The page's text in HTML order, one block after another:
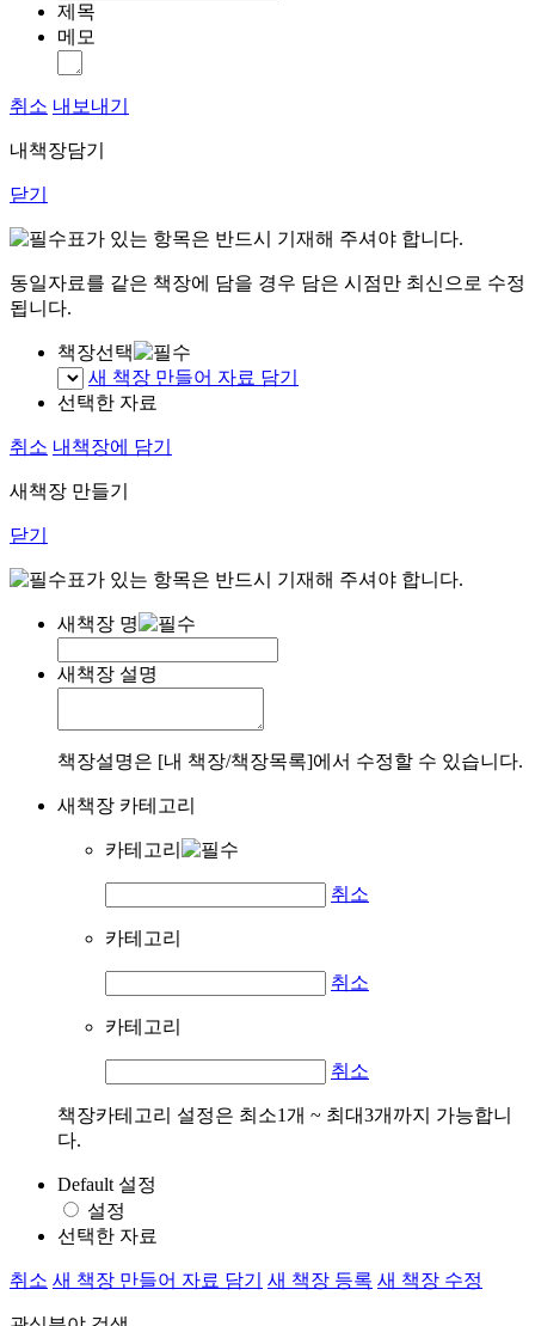
제목
메모
취소 내보내기
내책장담기
닫기
표가 있는 항목은 반드시 기재해 주셔야 합니다.
동일자료를 같은 책장에 담을 경우 담은 시점만 최신으로 수정
됩니다.
책장선택
새 책장 만들어 자료 담기
선택한 자료
취소 내책장에 담기
새책장 만들기
닫기
표가 있는 항목은 반드시 기재해 주셔야 합니다.
새책장 명
새책장 설명
책장설명은 [내 책장/책장목록]에서 수정할 수 있습니다.
새책장 카테고리
카테고리
취소
카테고리
취소
카테고리
취소
책장카테고리 설정은 최소1개 ~ 최대3개까지 가능합니
다.
Default 설정
설정
선택한 자료
취소 새 책장 만들어 자료 담기 새 책장 등록 새 책장 수정